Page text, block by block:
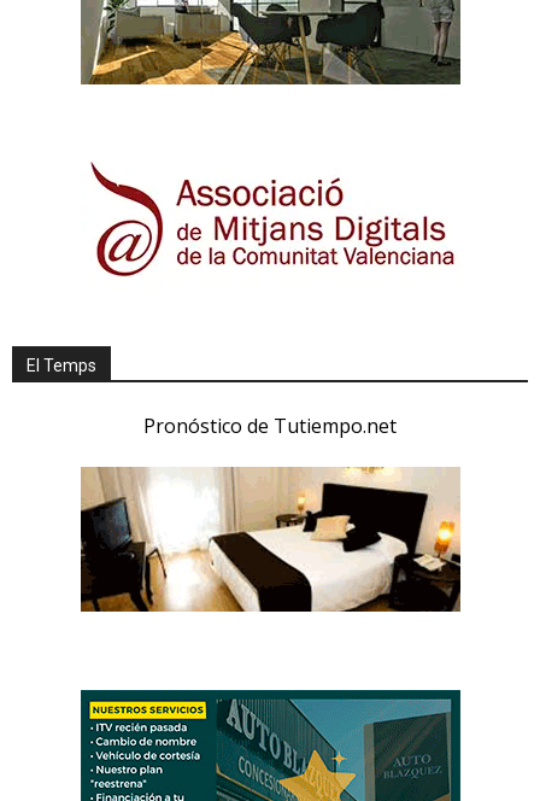
El Temps
Pronóstico de Tutiempo.net